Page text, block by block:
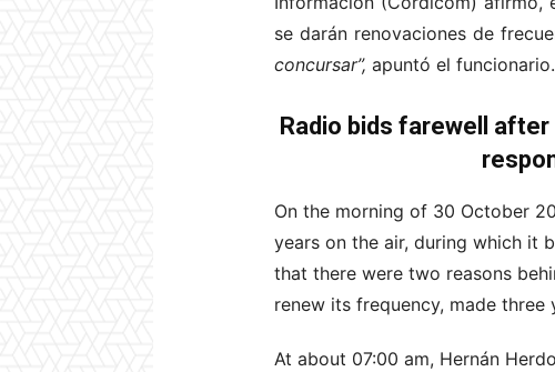
se darán renovaciones de
concursar”, apuntó el funcionario.
Radio bids farewell
On the morning of 30 October
years on the air, during which it
that there were two reasons
renew its frequency, made
At about 07:00 am, Hernán